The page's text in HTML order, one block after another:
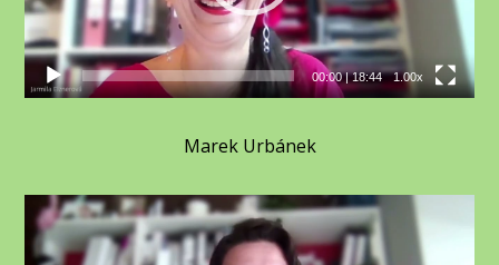
00:00|18:44 1.00x
Marek Urbánek
Video
přehrávač